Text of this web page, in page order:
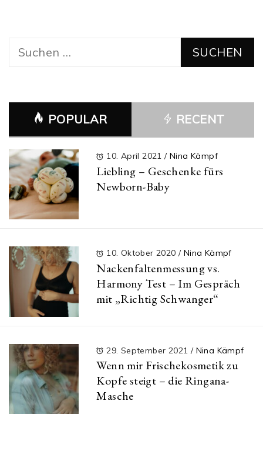
Suchen
POPULAR RECENT
10. April 2021/ Nina Kämpf
Liebling – Geschenke fürs
Newborn-Baby
10. Oktober 2020 / Nina Kämpf
Nackenfaltenmessung vs.
Harmony Test – Im Gespräch
mit „Richtig Schwanger“
29. September 2021 / Nina Kämpf
Wenn mir Frischekosmetik zu
Kopfe steigt – die Ringana-
Masche